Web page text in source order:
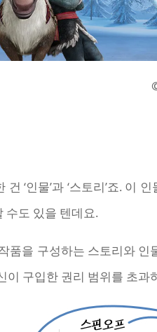
‘인물’과 ‘스토리’죠.
수도 있을 텐데요.
품을 구성하는 스토리와
이 구입한 권리 범위를 초